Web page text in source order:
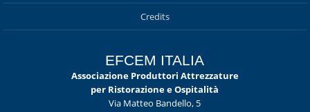
Credits
EFCEM ITALIA
Associazione Produttori Attrezzature
per Ristorazione e Ospitalità
Via Matteo Bandello, 5